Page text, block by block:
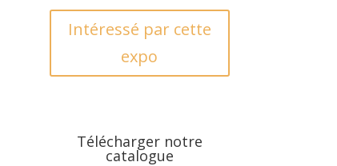
Intéressé par cette
expo
Télécharger notre
catalogue